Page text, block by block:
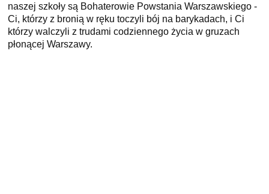
naszej szkoły są Bohaterowie Powstania Warszawskiego -
Ci, którzy z bronią w ręku toczyli bój na barykadach, i Ci
którzy walczyli z trudami codziennego życia w gruzach
płonącej Warszawy.